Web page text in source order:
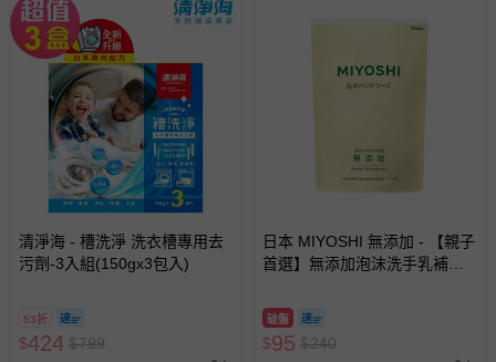
清淨海 - 槽洗淨 洗衣槽專用去
污劑-3入組(150gx3包入)
53折
$424 $799
日本 MIYOSHI 無添加 - 【親子
首選】無添加泡沫洗手乳補充
破盤
$95 $240